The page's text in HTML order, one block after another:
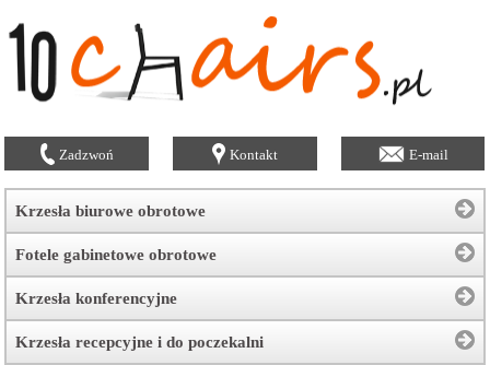
Zadzwoń Kontakt E-mail
Krzesła biurowe obrotowe
Fotele gabinetowe obrotowe
Krzesła konferencyjne
Krzesła recepcyjne i do poczekalni